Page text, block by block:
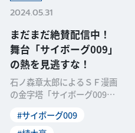
2024.05.31
まだまだ絶賛配信中！
舞台「サイボーグ009」
の熱を見逃すな！
石ノ森章太郎によるＳＦ漫画
の金字塔「サイボーグ009」
ことを記念して初の舞台化！
#サイボーグ009